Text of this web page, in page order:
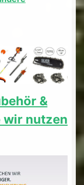
&
wir nutzen